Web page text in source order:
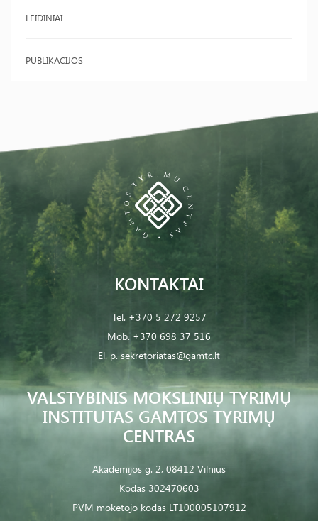
LEIDINIAI
PUBLIKACIJOS
VALSTYBINIS MOKSLINIŲ TYRIMŲ
INSTITUTAS GAMTOS TYRIMŲ
CENTRAS
Akademijos g. 2, 08412 Vilnius
Kodas 302470603
PVM mokėtojo kodas LT100005107912
KONTAKTAI
Tel. +370 5 272 9257
Mob. +370 698 37 516
El. p. sekretoriatas@gamtc.lt